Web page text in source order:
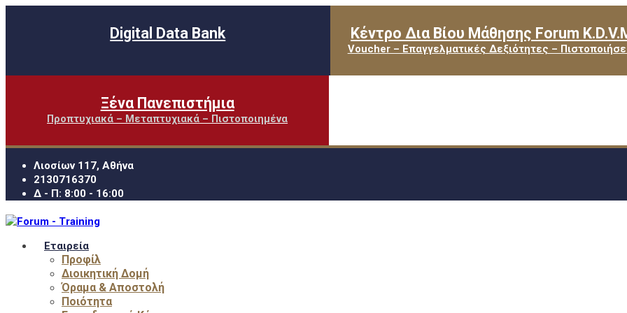
Digital Data Bank Κέντρο Δια Βίου Μάθησης Forum
Voucher – Επαγγελματικές Δεξιότητες –
Ξένα Πανεπιστήμια
Προπτυχιακά – Μεταπτυχιακά – Πιστοποιημένα
Λιοσίων 117, Αθήνα
2130716370
Δ - Π: 8:00 - 16:00
Εταιρεία
Προφίλ
Διοικητική Δομή
Όραμα & Αποστολή
Ποιότητα